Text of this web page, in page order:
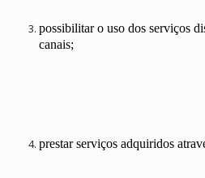
possibilitar o uso dos serviços
canais;
prestar serviços adquiridos